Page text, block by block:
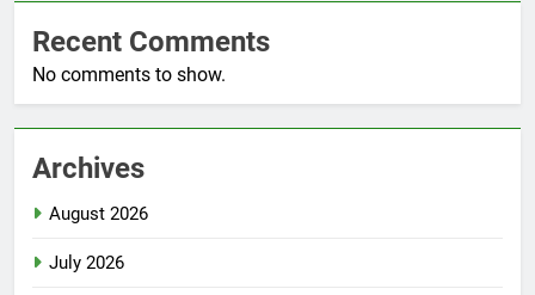
Recent Comments
No comments to show.
Archives
August 2026
July 2026